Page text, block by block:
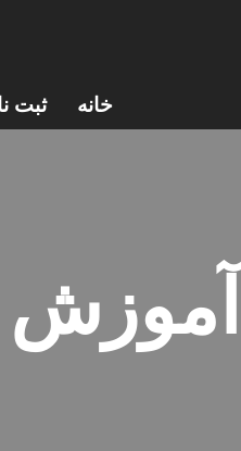
خانه ثبت
آموزش